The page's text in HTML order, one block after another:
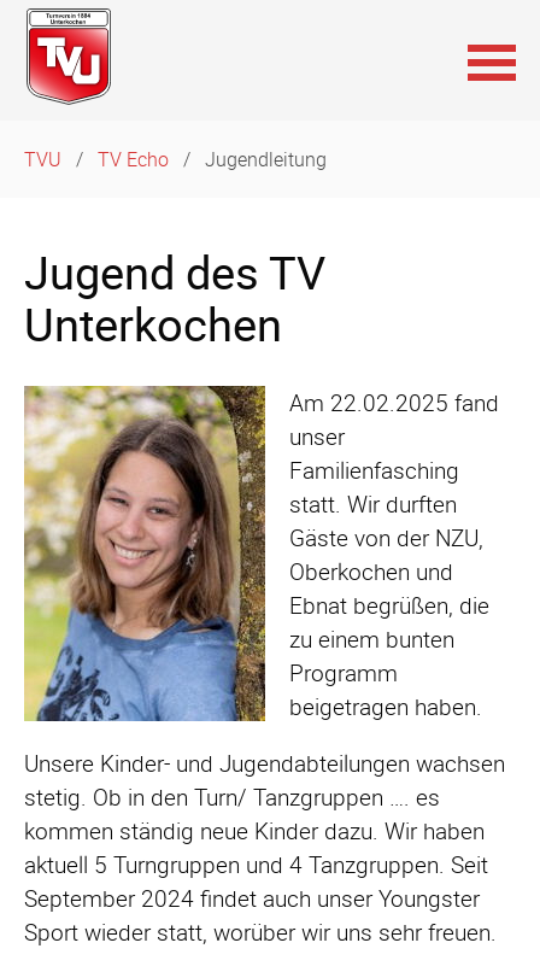
überspringen
TVU TV Echo Jugendleitung
Jugend des TV
Unterkochen
Am 22.02.2025 fand
unser
Familienfasching
statt. Wir durften
Gäste von der NZU,
Oberkochen und
Ebnat begrüßen, die
zu einem bunten
Programm
beigetragen haben.
Unsere Kinder- und Jugendabteilungen wachsen
stetig. Ob in den Turn/ Tanzgruppen …. es
kommen ständig neue Kinder dazu. Wir haben
aktuell 5 Turngruppen und 4 Tanzgruppen. Seit
September 2024 findet auch unser Youngster
Sport wieder statt, worüber wir uns sehr freuen.